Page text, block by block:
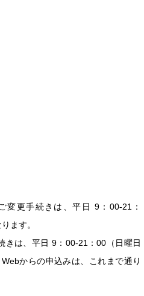
更手続きは、平日 9：00-21：
ます。
は、平日 9：00-21：00（日曜日
からの申込みは、これまで通り